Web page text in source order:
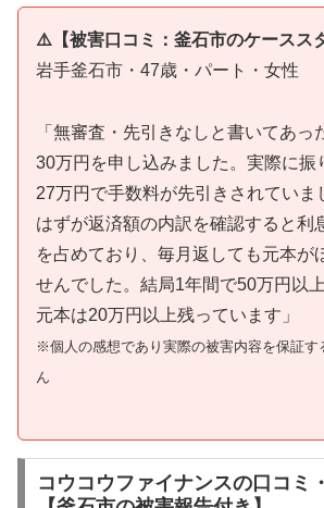
⚠️【被害口コミ：釜石市のケースス
岩手釜石市・47歳・パート・女性
「無審査・先引きなしと書いてあっ
30万円を申し込みました。実際に振
27万円で手数料が先引きされていま
はずが返済額の内訳を確認すると利
を占めており、毎月返しても元本が
せんでした。結局1年間で50万円以
元本は20万円以上残っています」
※個人の感想であり実際の被害内容を保証す
ん
コウコウファイナンスの口コミ